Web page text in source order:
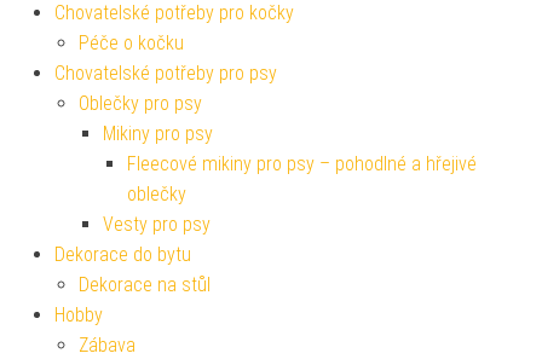
Chovatelské potřeby pro kočky
Péče o kočku
Chovatelské potřeby pro psy
Oblečky pro psy
Mikiny pro psy
Fleecové mikiny pro psy – pohodlné a hřejivé
oblečky
Vesty pro psy
Dekorace do bytu
Dekorace na stůl
Hobby
Zábava